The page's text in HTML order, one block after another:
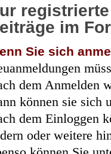
im
Sie sich
dem Anmelden
können sie sich
dem Einloggen
oder weitere